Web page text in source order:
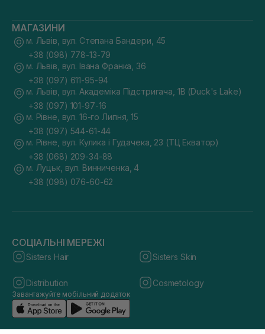
МАГАЗИНИ
м. Львів, вул. Степана Бандери, 45
+38 (098) 778-13-79
м. Львів, вул. Івана Франка, 36
+38 (097) 611-95-94
м. Львів, вул. Академіка Підстригача, 1В (Duck's Lake)
+38 (097) 101-97-16
м. Рівне, вул. 16-го Липня, 15
+38 (097) 544-61-44
м. Рівне, вул. Кулика і Гудачека, 23 (ТЦ Екватор)
+38 (068) 209-34-88
м. Луцьк, вул. Винниченка, 4
+38 (098) 076-60-62
СОЦІАЛЬНІ МЕРЕЖІ
Sisters Hair Sisters Skin
Distribution Cosmetology
Завантажуйте мобільний додаток